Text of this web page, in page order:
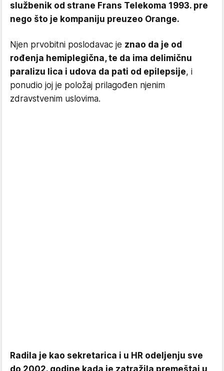
službenik od strane Frans Telekoma 1993. pre
nego što je kompaniju preuzeo Orange.
Njen prvobitni poslodavac je znao da je od
rođenja hemiplegična, te da ima delimičnu
paralizu lica i udova da pati od epilepsije, i
ponudio joj je položaj prilagođen njenim
zdravstvenim uslovima.
Radila je kao sekretarica i u HR odeljenju sve
do 2002. godine kada je zatražila premeštaj u